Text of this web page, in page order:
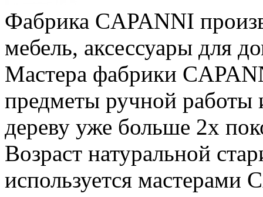
Фабрика CAPANNI
мебель, аксессуары для
Мастера фабрики
предметы ручной работы
дереву уже больше 2х
Возраст натуральной
используется мастерами